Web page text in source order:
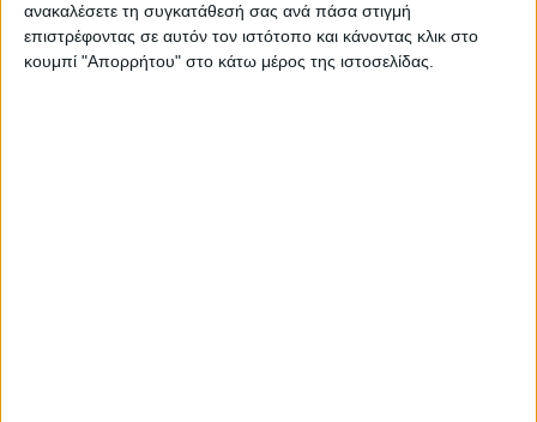
ανακαλέσετε τη συγκατάθεσή σας ανά πάσα στιγμή
επιστρέφοντας σε αυτόν τον ιστότοπο και κάνοντας κλικ στο
κουμπί "Απορρήτου" στο κάτω μέρος της ιστοσελίδας.